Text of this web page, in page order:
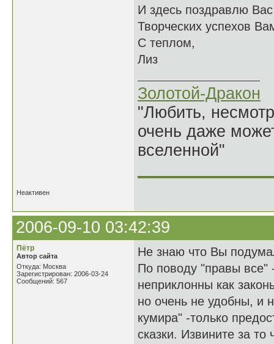
И здесь поздравлю
Творческих успехов
С теплом,
Лиз
Золотой-Дракон
"Любить,
очень даже
вселенной"
Неактивен
2006-09-10 03:42:39
Пётр
Автор сайта
Откуда: Москва
Зарегистрирован: 2006-03-24
Сообщений: 567
Не знаю что Вы
По поводу "правы все"
неприклонны как
но очень не удобны, и
кумира" -только
сказки. Извините за